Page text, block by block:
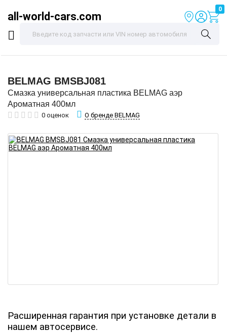
all-world-cars.com
0
BELMAG BMSBJ081
Смазка универсальная пластика BELMAG аэр
Ароматная 400мл
0 оценок О бренде BELMAG
Расширенная гарантия при установке детали в
нашем автосервисе.